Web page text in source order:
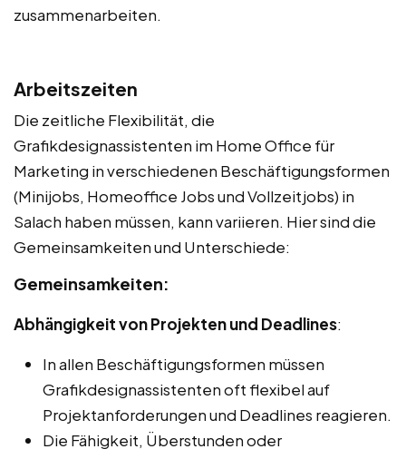
zusammenarbeiten.
Arbeitszeiten
Die zeitliche Flexibilität, die
Grafikdesignassistenten im Home Office für
Marketing in verschiedenen Beschäftigungsformen
(Minijobs, Homeoffice Jobs und Vollzeitjobs) in
Salach haben müssen, kann variieren. Hier sind die
Gemeinsamkeiten und Unterschiede:
Gemeinsamkeiten:
Abhängigkeit von Projekten und Deadlines:
In allen Beschäftigungsformen müssen
Grafikdesignassistenten oft flexibel auf
Projektanforderungen und Deadlines reagieren.
Die Fähigkeit, Überstunden oder